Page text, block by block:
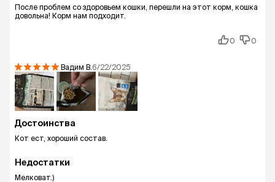
После проблем со здоровьем кошки, перешли на этот корм, кошка
довольна! Корм нам подходит.
0 0
Вадим В. 6/22/2025
Достоинства
Кот ест, хороший состав.
Недостатки
Мелковат.)